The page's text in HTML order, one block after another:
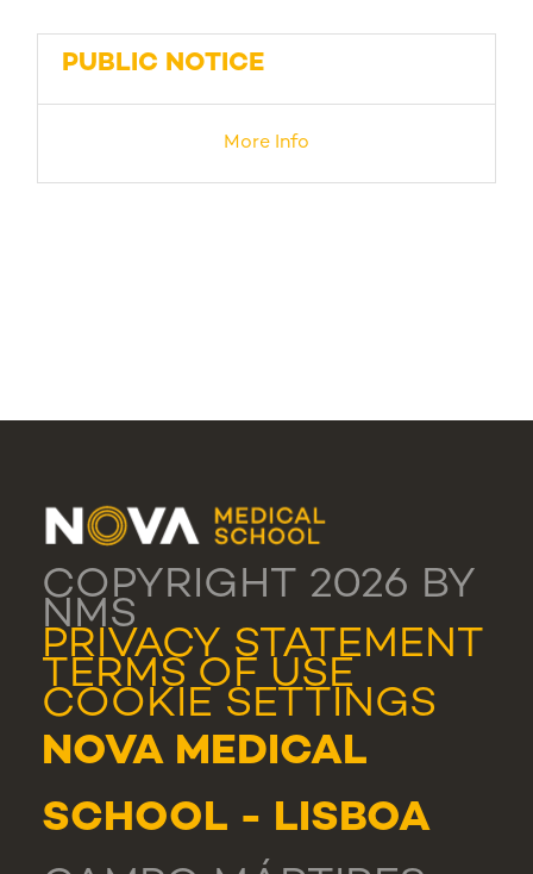
PUBLIC NOTICE
More Info
COPYRIGHT 2026 BY
NMS
PRIVACY STATEMENT
TERMS OF USE
COOKIE SETTINGS
NOVA MEDICAL
SCHOOL - LISBOA